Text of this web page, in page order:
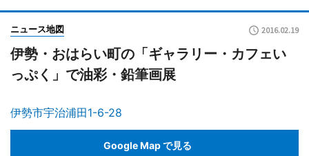
ニュース地図 2016.02.19
伊勢・おはらい町の「ギャラリー・カフェい
っぷく」で油彩・鉛筆画展
伊勢市宇治浦田1-6-28
Google Map で見る